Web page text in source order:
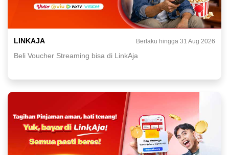
LINKAJA Berlaku hingga 31 Aug 2026
Beli Voucher Streaming bisa di LinkAja